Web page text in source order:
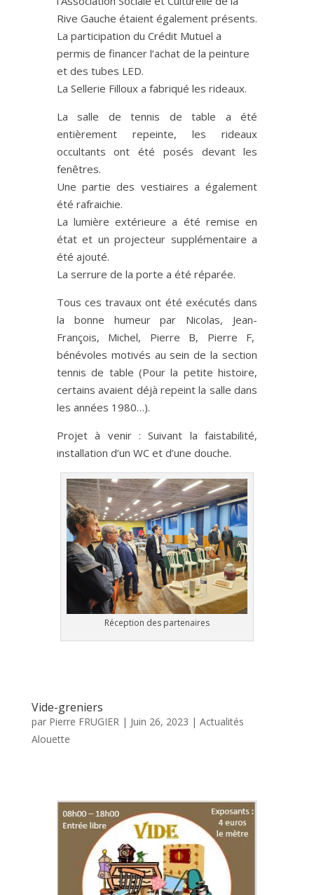
Rive Gauche étaient également présents.
La participation du Crédit Mutuel a
permis de financer l’achat de la peinture
et des tubes LED.
La Sellerie Filloux a fabriqué les rideaux.
La salle de tennis de table a été
entièrement repeinte, les rideaux
occultants ont été posés devant les
fenêtres.
Une partie des vestiaires a également
été rafraichie.
La lumière extérieure a été remise en
état et un projecteur supplémentaire a
été ajouté.
La serrure de la porte a été réparée.
Tous ces travaux ont été exécutés dans
la bonne humeur par Nicolas, Jean-
François, Michel, Pierre B, Pierre F,
bénévoles motivés au sein de la section
tennis de table (Pour la petite histoire,
certains avaient déjà repeint la salle dans
les années 1980…).
Projet à venir : Suivant la faistabilité,
installation d’un WC et d’une douche.
Réception des partenaires
Vide-greniers
par Pierre FRUGIER | Juin 26, 2023 | Actualités
Alouette